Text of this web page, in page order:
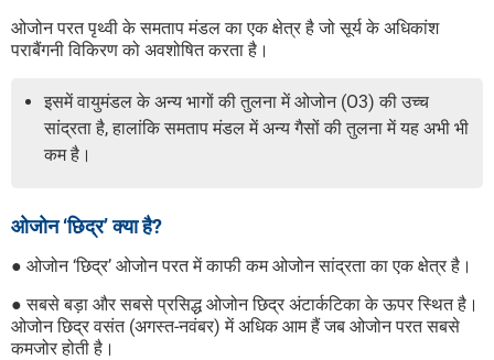
ओजोन परत पृथ्वी के समताप मंडल का एक क्षेत्र है जो सूर्य के अधिकांश
पराबैंगनी विकिरण को अवशोषित करता है।
इसमें वायुमंडल के अन्य भागों की तुलना में ओजोन (O3) की उच्च
सांद्रता है, हालांकि समताप मंडल में अन्य गैसों की तुलना में यह अभी भी
कम है।
ओजोन ‘छिद्र’ क्या है?
● ओजोन ‘छिद्र’ ओजोन परत में काफी कम ओजोन सांद्रता का एक क्षेत्र है।
● सबसे बड़ा और सबसे प्रसिद्ध ओजोन छिद्र अंटार्कटिका के ऊपर स्थित है।
ओजोन छिद्र वसंत (अगस्त-नवंबर) में अधिक आम हैं जब ओजोन परत सबसे
कमजोर होती है।